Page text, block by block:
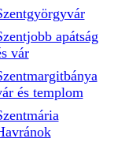
apátság
vár
és templom